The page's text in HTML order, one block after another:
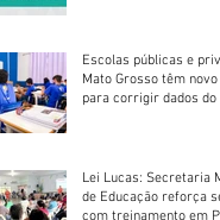
Escolas públicas e
Mato Grosso têm
para corrigir dados do
Lei Lucas: Secretaria
de Educação reforça
com treinamento em